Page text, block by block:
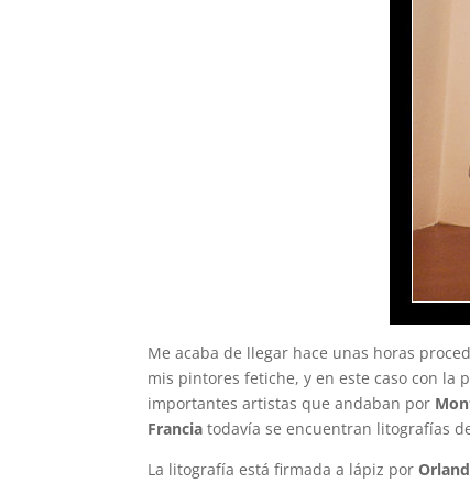
Me acaba de llegar hace unas horas
mis pintores fetiche, y en este caso con
importantes artistas que andaban por
Francia todavía se encuentran litografías
La litografía está firmada a lápiz por